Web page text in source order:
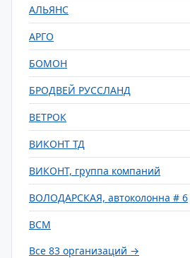
АЛЬЯНС
АРГО
БОМОН
БРОДВЕЙ РУССЛАНД
ВЕТРОК
ВИКОНТ ТД
ВИКОНТ, группа компаний
ВОЛОДАРСКАЯ, автоколонна # 6
ВСМ
Все 83 организаций →